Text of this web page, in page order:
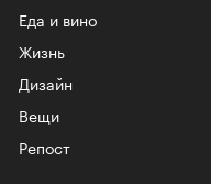
Еда и вино
Жизнь
Дизайн
Вещи
Репост